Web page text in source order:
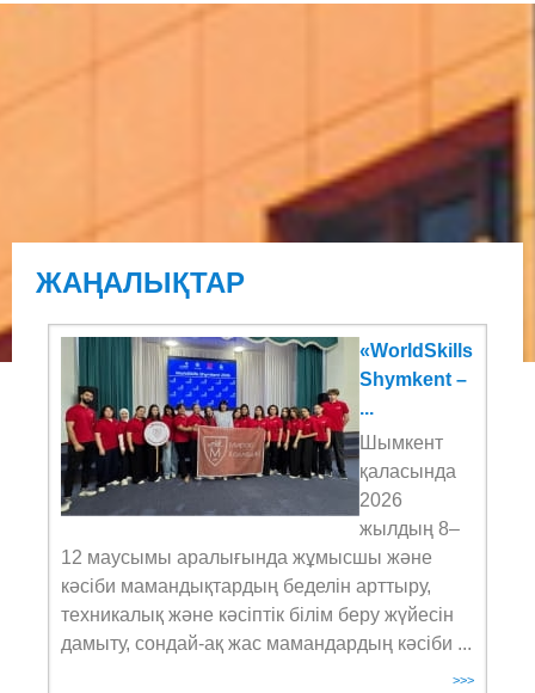
ЖАҢАЛЫҚТАР
«WorldSkills
Shymkent –
...
Шымкент
қаласында
2026
жылдың 8–
12 маусымы аралығында жұмысшы және
кәсіби мамандықтардың беделін арттыру,
техникалық және кәсіптік білім беру жүйесін
дамыту, сондай-ақ жас мамандардың кәсіби ...
>>>